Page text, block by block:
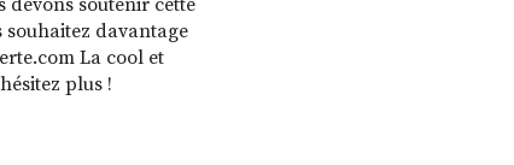
devons soutenir cette
davantage
La cool et
plus !